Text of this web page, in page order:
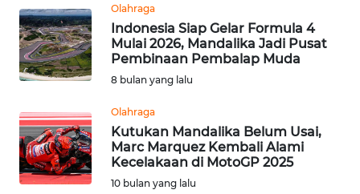
Olahraga
Indonesia Siap Gelar Formula 4
Mulai 2026, Mandalika Jadi Pusat
Pembinaan Pembalap Muda
8 bulan yang lalu
Olahraga
Kutukan Mandalika Belum Usai,
Marc Marquez Kembali Alami
Kecelakaan di MotoGP 2025
10 bulan yang lalu
BERITA
KONTAK
KAMI
INFO
IKLAN
TENTANG
KAMI